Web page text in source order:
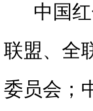
中国红
联盟、全
委员会；